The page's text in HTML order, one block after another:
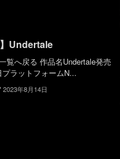
Undertale
覧へ戻る 作品名Undertale発売
ラットフォームN...
2023年8月14日